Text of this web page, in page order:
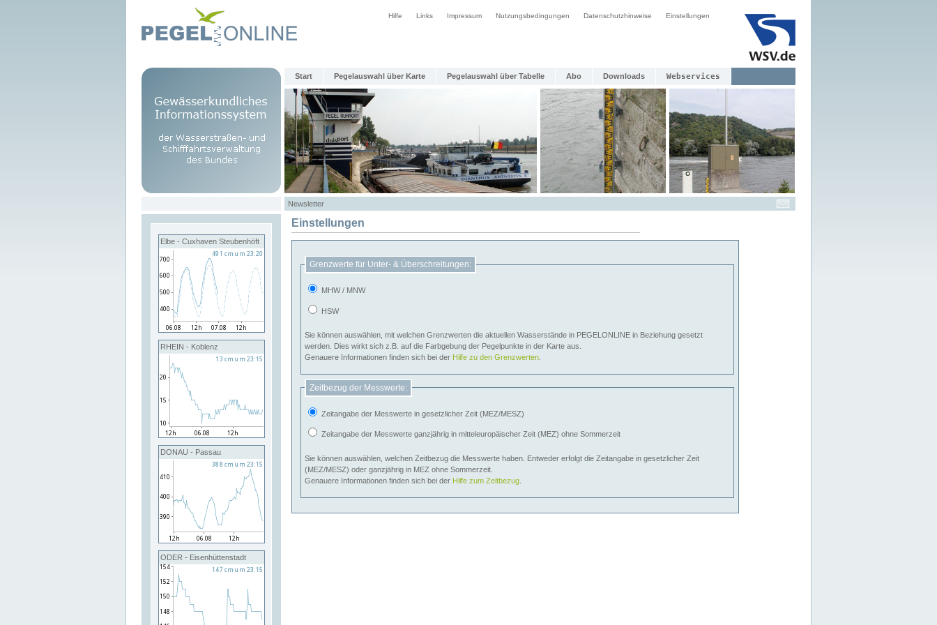
Hilfe Links Impressum Nutzungsbedingungen Datenschutzhinweise Einstellungen
Start Pegelauswahl über Karte Pegelauswahl über Tabelle Abo Downloads Webservices
Newsletter
Elbe - Cuxhaven Steubenhöft
RHEIN - Koblenz
DONAU - Passau
ODER - Eisenhüttenstadt
Einstellungen
Grenzwerte für Unter- & Überschreitungen:
MHW / MNW
HSW
Sie können auswählen, mit welchen Grenzwerten die aktuellen Wasserstände in PEGELONLINE in Beziehung gesetzt
werden. Dies wirkt sich z.B. auf die Farbgebung der Pegelpunkte in der Karte aus.
Genauere Informationen finden sich bei der Hilfe zu den Grenzwerten
Zeitbezug der Messwerte:
Zeitangabe der Messwerte in gesetzlicher Zeit (MEZ/MESZ)
Zeitangabe der Messwerte ganzjährig in mitteleuropäischer Zeit (MEZ) ohne Sommerzeit
Sie können auswählen, welchen Zeitbezug die Messwerte haben. Entweder erfolgt die Zeitangabe in gesetzlicher Zeit
(MEZ/MESZ) oder ganzjährig in MEZ ohne Sommerzeit.
Genauere Informationen finden sich bei der Hilfe zum Zeitbezug